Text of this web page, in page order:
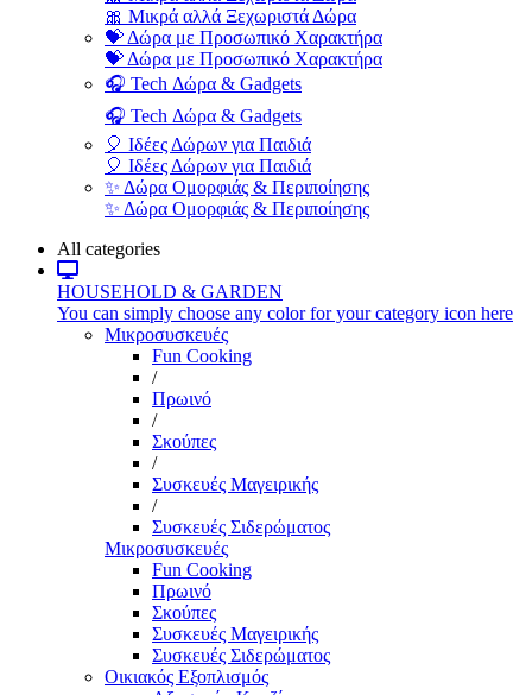
🎀 Μικρά αλλά Ξεχωριστά Δώρα
💝 Δώρα με Προσωπικό Χαρακτήρα
💝 Δώρα με Προσωπικό Χαρακτήρα
🎧 Tech Δώρα & Gadgets
🎧 Tech Δώρα & Gadgets
🎈 Ιδέες Δώρων για Παιδιά
🎈 Ιδέες Δώρων για Παιδιά
✨ Δώρα Ομορφιάς & Περιποίησης
✨ Δώρα Ομορφιάς & Περιποίησης
All categories
HOUSEHOLD & GARDEN
You can simply choose any color for your category icon here
Μικροσυσκευές
Fun Cooking
/
Πρωινό
/
Σκούπες
/
Συσκευές Μαγειρικής
/
Συσκευές Σιδερώματος
Μικροσυσκευές
Fun Cooking
Πρωινό
Σκούπες
Συσκευές Μαγειρικής
Συσκευές Σιδερώματος
Οικιακός Εξοπλισμός